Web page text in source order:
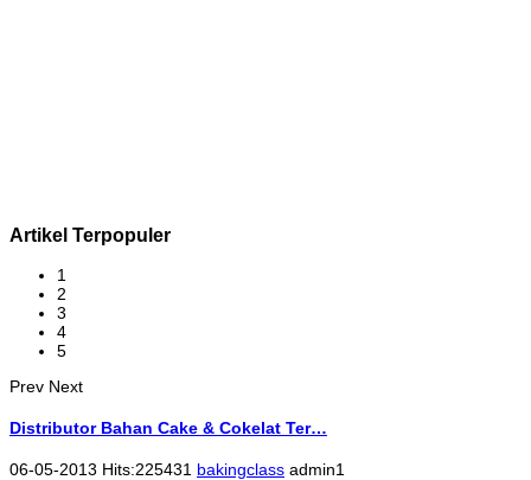
Artikel Terpopuler
1
2
3
4
5
Prev Next
Distributor Bahan Cake & Cokelat Ter…
06-05-2013 Hits:225431 bakingclass admin1